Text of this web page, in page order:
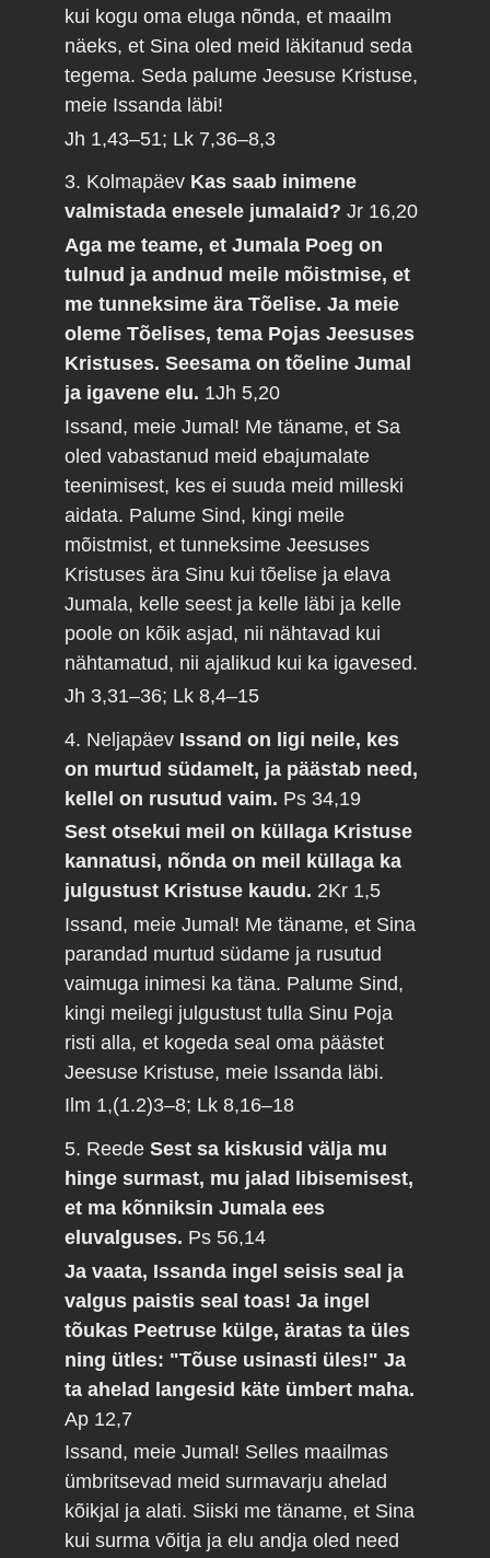
kui kogu oma eluga nõnda, et maailm
näeks, et Sina oled meid läkitanud seda
tegema. Seda palume Jeesuse Kristuse,
meie Issanda läbi!
Jh 1,43–51; Lk 7,36–8,3
3. Kolmapäev Kas saab inimene
valmistada enesele jumalaid?Jr 16,20
Aga me teame, et Jumala Poeg on
tulnud ja andnud meile mõistmise, et
me tunneksime ära Tõelise. Ja meie
oleme Tõelises, tema Pojas Jeesuses
Kristuses. Seesama on tõeline Jumal
ja igavene elu. 1Jh 5,20
Issand, meie Jumal! Me täname, et Sa
oled vabastanud meid ebajumalate
teenimisest, kes ei suuda meid milleski
aidata. Palume Sind, kingi meile
mõistmist, et tunneksime Jeesuses
Kristuses ära Sinu kui tõelise ja elava
Jumala, kelle seest ja kelle läbi ja kelle
poole on kõik asjad, nii nähtavad kui
nähtamatud, nii ajalikud kui ka igavesed.
Jh 3,31–36; Lk 8,4–15
4. Neljapäev Issand on ligi neile, kes
on murtud südamelt, ja päästab need,
kellel on rusutud vaim. Ps 34,19
Sest otsekui meil on küllaga Kristuse
kannatusi, nõnda on meil küllaga ka
julgustust Kristuse kaudu. 2Kr 1,5
Issand, meie Jumal! Me täname, et Sina
parandad murtud südame ja rusutud
vaimuga inimesi ka täna. Palume Sind,
kingi meilegi julgustust tulla Sinu Poja
risti alla, et kogeda seal oma päästet
Jeesuse Kristuse, meie Issanda läbi.
Ilm 1,(1.2)3–8; Lk 8,16–18
5. ReedeSest sa kiskusid välja mu
hinge surmast, mu jalad libisemisest,
et ma kõnniksin Jumala ees
eluvalguses. Ps 56,14
Ja vaata, Issanda ingel seisis seal ja
valgus paistis seal toas! Ja ingel
tõukas Peetruse külge, äratas ta üles
ning ütles: "Tõuse usinasti üles!" Ja
ta ahelad langesid käte ümbert maha.
Ap 12,7
Issand, meie Jumal! Selles maailmas
ümbritsevad meid surmavarju ahelad
kõikjal ja alati. Siiski me täname, et Sina
kui surma võitja ja elu andja oled need